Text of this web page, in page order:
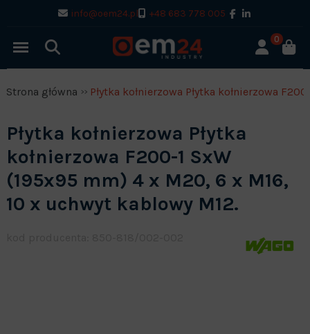
info@oem24.pl +48 683 778 005
0
Strona główna Płytka kołnierzowa Płytka kołnierzowa
Płytka kołnierzowa Płytka
kołnierzowa F200-1 SxW
(195x95 mm) 4 x M20, 6 x M16,
10 x uchwyt kablowy M12.